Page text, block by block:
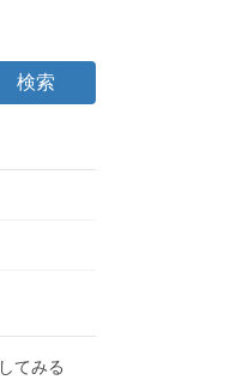
てみる